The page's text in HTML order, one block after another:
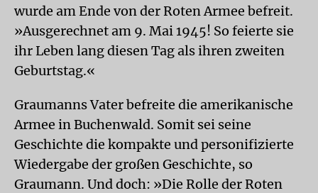
wurde am Ende von der Roten Armee befreit.
»Ausgerechnet am 9. Mai 1945! So feierte sie
ihr Leben lang diesen Tag als ihren zweiten
Geburtstag.«
Graumanns Vater befreite die amerikanische
Armee in Buchenwald. Somit sei seine
Geschichte die kompakte und personifizierte
Wiedergabe der großen Geschichte, so
Graumann. Und doch: »Die Rolle der Roten